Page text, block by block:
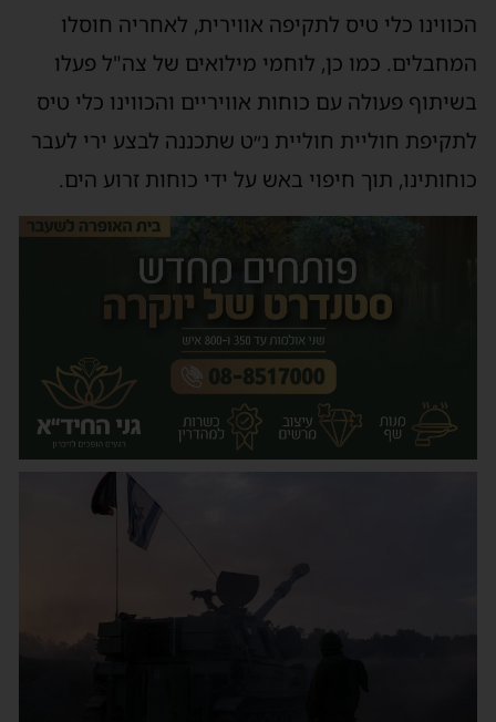
הכווינו כלי טיס לתקיפה אווירית, לאחריה חוסלו
המחבלים. כמו כן, לוחמי מילואים של צה"ל פעלו
בשיתוף פעולה עם כוחות אוויריים והכווינו כלי טיס
לתקיפת חוליית חוליית נ״ט שתכננה לבצע ירי לעבר
כוחותינו, תוך חיפוי באש על ידי כוחות זרוע הים.